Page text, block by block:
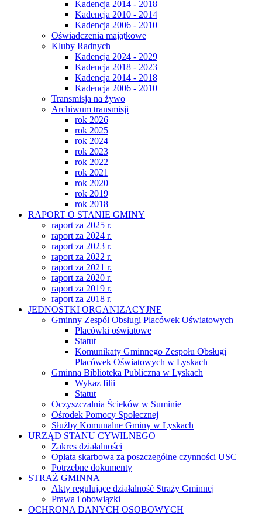
Kadencja 2014 - 2018
Kadencja 2010 - 2014
Kadencja 2006 - 2010
Oświadczenia majątkowe
Kluby Radnych
Kadencja 2024 - 2029
Kadencja 2018 - 2023
Kadencja 2014 - 2018
Kadencja 2006 - 2010
Transmisja na żywo
Archiwum transmisji
rok 2026
rok 2025
rok 2024
rok 2023
rok 2022
rok 2021
rok 2020
rok 2019
rok 2018
RAPORT O STANIE GMINY
raport za 2025 r.
raport za 2024 r.
raport za 2023 r.
raport za 2022 r.
raport za 2021 r.
raport za 2020 r.
raport za 2019 r.
raport za 2018 r.
JEDNOSTKI ORGANIZACYJNE
Gminny Zespół Obsługi Placówek Oświatowych
Placówki oświatowe
Statut
Komunikaty Gminnego Zespołu Obsługi
Placówek Oświatowych w Lyskach
Gminna Biblioteka Publiczna w Lyskach
Wykaz filii
Statut
Oczyszczalnia Ścieków w Suminie
Ośrodek Pomocy Społecznej
Służby Komunalne Gminy w Lyskach
URZĄD STANU CYWILNEGO
Zakres działalności
Opłata skarbowa za poszczególne czynności USC
Potrzebne dokumenty
STRAŻ GMINNA
Akty regulujące działalność Straży Gminnej
Prawa i obowiązki
OCHRONA DANYCH OSOBOWYCH